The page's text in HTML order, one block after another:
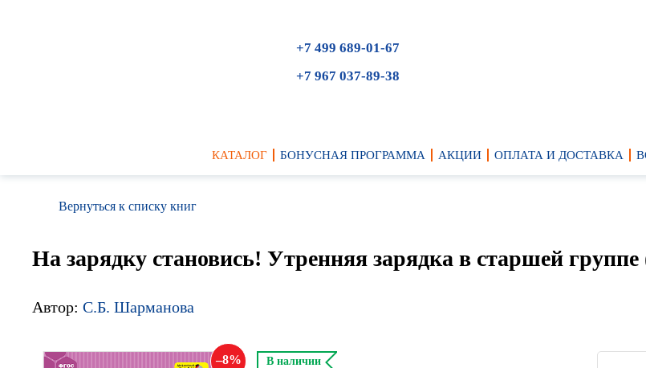
+7 499 689-01-67
+7 967 037-89-38
КАТАЛОГ БОНУСНАЯ ПРОГРАММА АКЦИИ ОПЛАТА И ДОСТАВКА
Вернуться к списку книг
На зарядку становись! Утренняя зарядка в старшей группе
Автор: С.Б. Шарманова
8 В наличии